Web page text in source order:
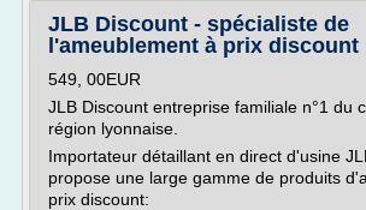
JLB Discount - spécialiste de
l'ameublement à prix discount
549, 00EUR
JLB Discount entreprise familiale n°1 du
région lyonnaise.
Importateur détaillant en direct d'usine
propose une large gamme de produits
prix discount: